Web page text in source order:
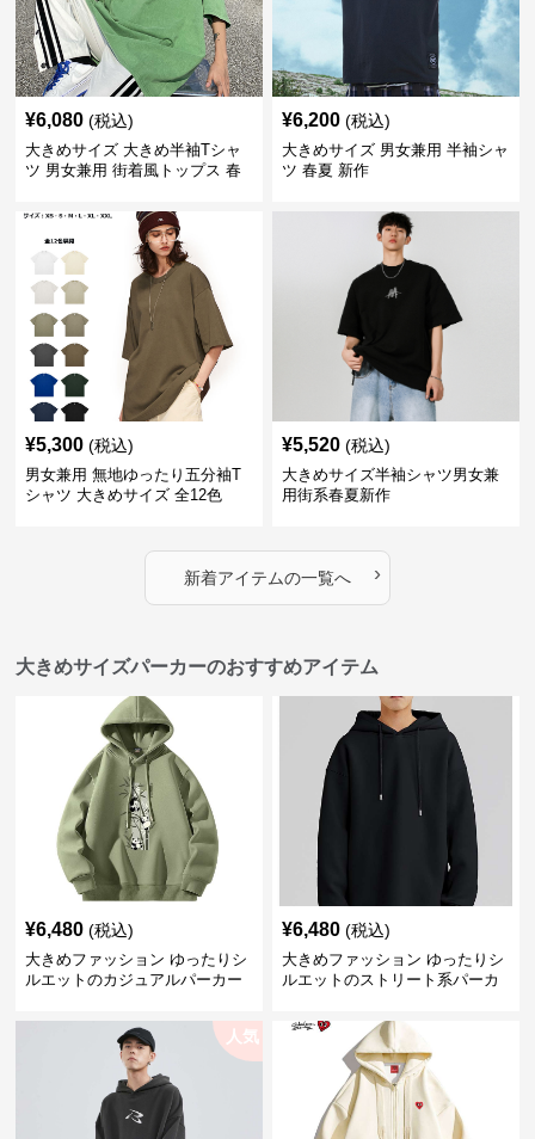
¥6,080 (税込)
大きめサイズ 大きめ半袖Tシャ
ツ 男女兼用 街着風トップス 春
¥6,200 (税込)
大きめサイズ 男女兼用 半袖シャ
ツ 春夏 新作
¥5,300 (税込)
男女兼用 無地ゆったり五分袖T
シャツ 大きめサイズ 全12色
¥5,520 (税込)
大きめサイズ半袖シャツ男女兼
用街系春夏新作
新着アイテムの一覧へ ›
大きめサイズパーカーのおすすめアイテム
¥6,480 (税込)
大きめファッション ゆったりシ
ルエットのカジュアルパーカー
¥6,480 (税込)
大きめファッション ゆったりシ
ルエットのストリート系パーカ
人気